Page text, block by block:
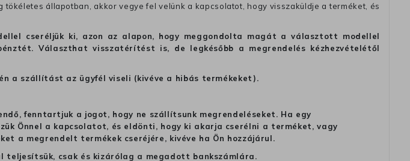
állapotban, akkor vegye fel velünk a kapcsolatot, hogy visszaküldje a terméket, és
cseréljük ki, azon az alapon, hogy meggondolta magát a választott modellel
Választhat visszatérítést is, de legkésőbb a megrendelés kézhezvételétől
a szállítást az ügyfél viseli (kivéve a hibás termékeket).
fenntartjuk a jogot, hogy ne szállítsunk megrendeléseket. Ha egy
Önnel a kapcsolatot, és eldönti, hogy ki akarja cserélni a terméket, vagy
a megrendelt termékek cseréjére, kivéve ha Ön hozzájárul.
csak és kizárólag a megadott bankszámlára.